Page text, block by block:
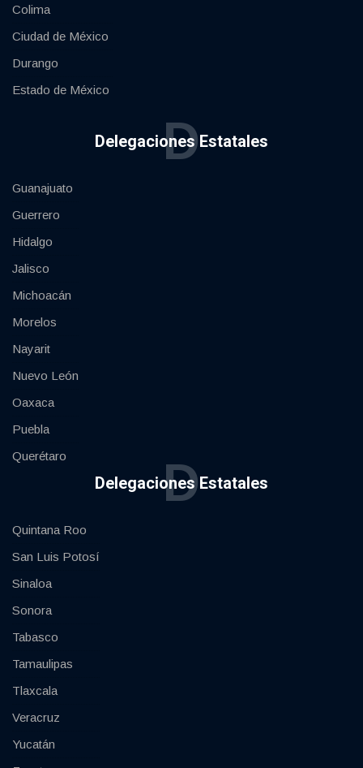
Colima
Ciudad de México
Durango
Estado de México
Delegaciones Estatales
D
Guanajuato
Guerrero
Hidalgo
Jalisco
Michoacán
Morelos
Nayarit
Nuevo León
Oaxaca
Puebla
Querétaro
Delegaciones Estatales
D
Quintana Roo
San Luis Potosí
Sinaloa
Sonora
Tabasco
Tamaulipas
Tlaxcala
Veracruz
Yucatán